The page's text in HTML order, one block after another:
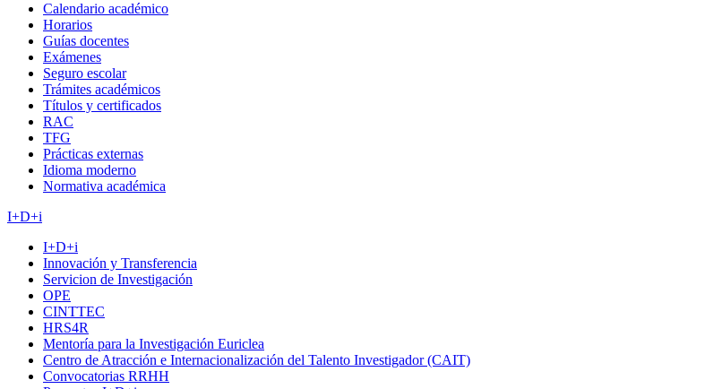
Calendario académico
Horarios
Guías docentes
Exámenes
Seguro escolar
Trámites académicos
Títulos y certificados
RAC
TFG
Prácticas externas
Idioma moderno
Normativa académica
I+D+i
I+D+i
Innovación y Transferencia
Servicion de Investigación
OPE
CINTTEC
HRS4R
Mentoría para la Investigación Euriclea
Centro de Atracción e Internacionalización del Talento Investigador (CAIT)
Convocatorias RRHH